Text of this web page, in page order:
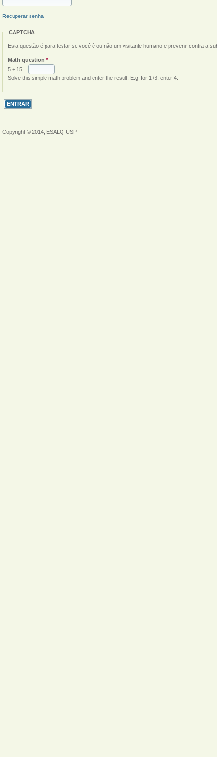
Recuperar senha
CAPTCHA
Esta questão é para testar se você é ou não um visitante humano e prevenir contra a
Math question *
5 + 15 =
Solve this simple math problem and enter the result. E.g. for 1+3, enter 4.
Copyright © 2014, ESALQ-USP